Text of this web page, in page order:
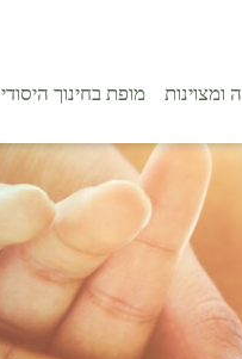
מופת בחינוך היסודי